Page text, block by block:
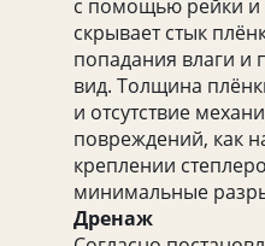
с помощью рейки и
скрывает стык
попадания влаги и
вид. Толщина
и отсутствие
повреждений, как
креплении
минимальные
Дренаж